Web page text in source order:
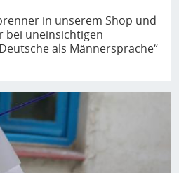
in unserem Shop und
bei uneinsichtigen
als Männersprache“